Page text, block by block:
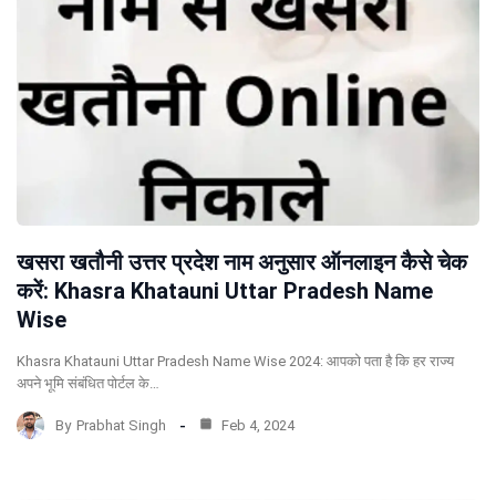
खसरा खतौनी उत्तर प्रदेश नाम अनुसार ऑनलाइन कैसे चेक
करें: Khasra Khatauni Uttar Pradesh Name
Wise
Khasra Khatauni Uttar Pradesh Name Wise 2024: आपको पता है कि हर राज्य
अपने भूमि संबंधित पोर्टल के…
By Prabhat Singh Feb 4, 2024